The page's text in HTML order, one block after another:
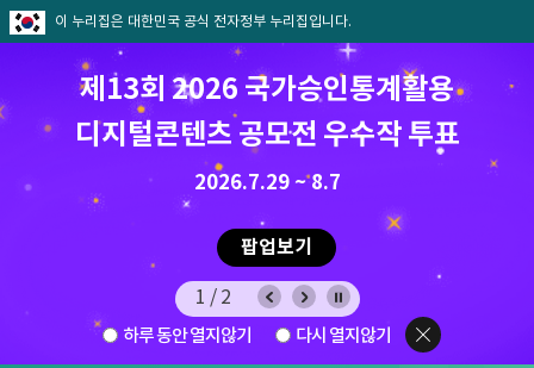
이 누리집은 대한민국 공식 전자정부 누리집입니다.
제13회 2026 국가승인통계활용
디지털콘텐츠 공모전 우수작 투표
2026.7.29 ~ 8.7
팝업보기
8.7.(금) ~ 8.21.(금)
1/2
하루 동안 열지않기 다시 열지않기